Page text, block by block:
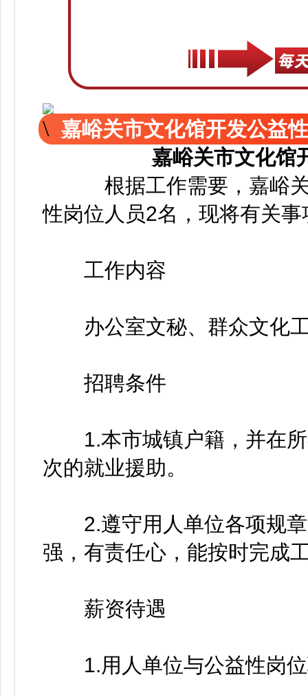
嘉峪关市文化馆开发公益
嘉峪关市文化馆
根据工作需要，嘉峪关
性岗位人员2名，现将有关
工作内容
办公室文秘、群众文化
招聘条件
1.本市城镇户籍，并在所
次的就业援助。
2.遵守用人单位各项规章
强，有责任心，能按时完成
薪资待遇
1.用人单位与公益性岗位